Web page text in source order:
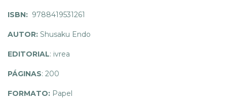
ISBN: 9788419531261
AUTOR: Shusaku Endo
EDITORIAL: ivrea
PÁGINAS: 200
FORMATO: Papel